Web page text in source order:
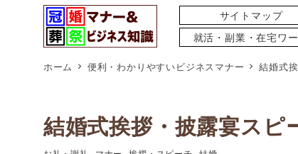
サイトマップ
就活・副業・在宅ワ
ホーム 便利・わかりやすいビジネスマナー 結婚式
結婚式挨拶・披露宴スピ